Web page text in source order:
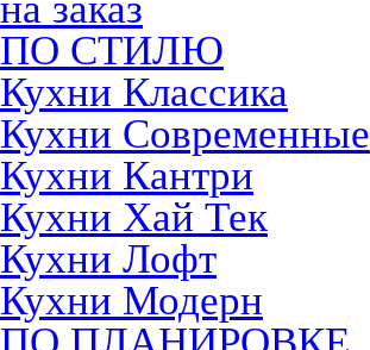
ПО СТИЛЮ
Кухни Классика
Кухни Современные
Кухни Кантри
Кухни Хай Тек
Кухни Лофт
Кухни Модерн